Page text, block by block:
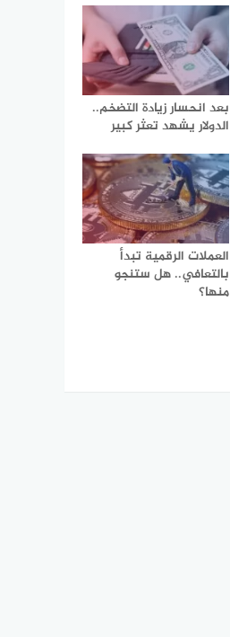
بعد انحسار زيادة التضخم..
الدولار يشهد تعثر كبير
العملات الرقمية تبدأ
بالتعافي.. هل ستنجو
منها؟